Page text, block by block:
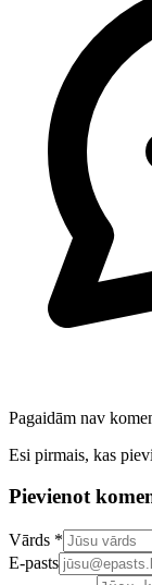
Pagaidām nav
Esi pirmais, kas
Pievienot
Confirm your email
Vārds *
E-pasts